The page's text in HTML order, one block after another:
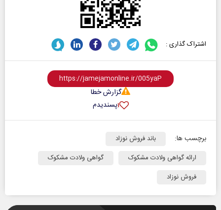
اشتراک گذاری :
گزارش خطا
پسندیدم۱
برچسب ها:
باند فروش نوزاد
ارائه گواهی ولادت مشکوک
گواهی ولادت مشکوک
فروش نوزاد